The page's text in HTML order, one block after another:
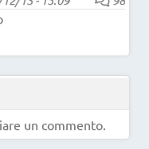
un commento.